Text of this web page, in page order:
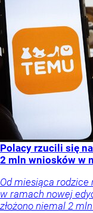
Polacy rzucili się
2 mln wniosków w
Od miesiąca rodzice
w ramach nowej
złożono niemal 2